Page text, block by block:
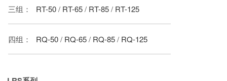
三组： RT-50/ RT-65/ RT-85/ RT-125
四组： RQ-50/ RQ-65/ RQ-85/ RQ-125